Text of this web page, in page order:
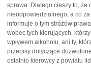
sprawa. Dlatego cieszy to, że
nieodpowiedzialnego, a co
informuje o tym stróżów
wobec tych kierujących,
wpływem alkoholu, ani ty,
przepisy dotyczące
ostatnio kierowcy z powiatu